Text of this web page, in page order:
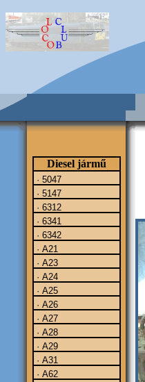
Diesel jármű
· 5047
· 5147
· 6312
· 6341
· 6342
· A21
· A23
· A24
· A25
· A26
· A27
· A28
· A29
· A31
· A62